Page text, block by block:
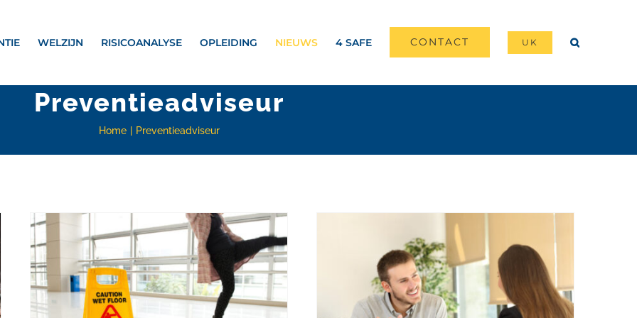
WELZIJN RISICOANALYSE OPLEIDING NIEUWS 4 SAFE CONTACT UK
Preventieadviseur
Home Preventieadviseur